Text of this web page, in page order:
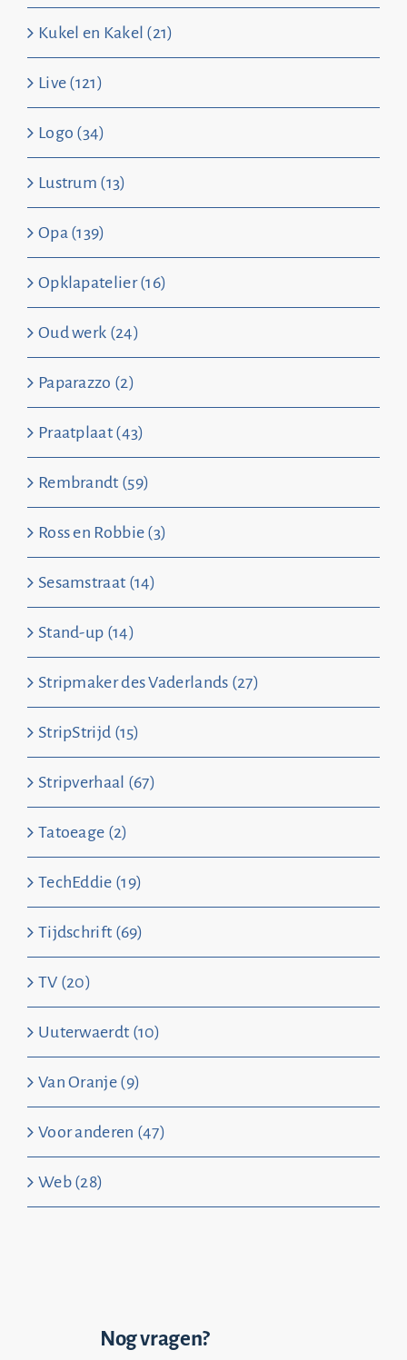
Kukel en Kakel (21)
Live (121)
Logo (34)
Lustrum (13)
Opa (139)
Opklapatelier (16)
Oud werk (24)
Paparazzo (2)
Praatplaat (43)
Rembrandt (59)
Ross en Robbie (3)
Sesamstraat (14)
Stand-up (14)
Stripmaker des Vaderlands (27)
StripStrijd (15)
Stripverhaal (67)
Tatoeage (2)
TechEddie (19)
Tijdschrift (69)
TV (20)
Uuterwaerdt (10)
Van Oranje (9)
Voor anderen (47)
Web (28)
Nog vragen?